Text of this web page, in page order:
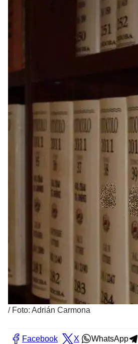
/ Foto: Adrián Carmona
Facebook X WhatsApp